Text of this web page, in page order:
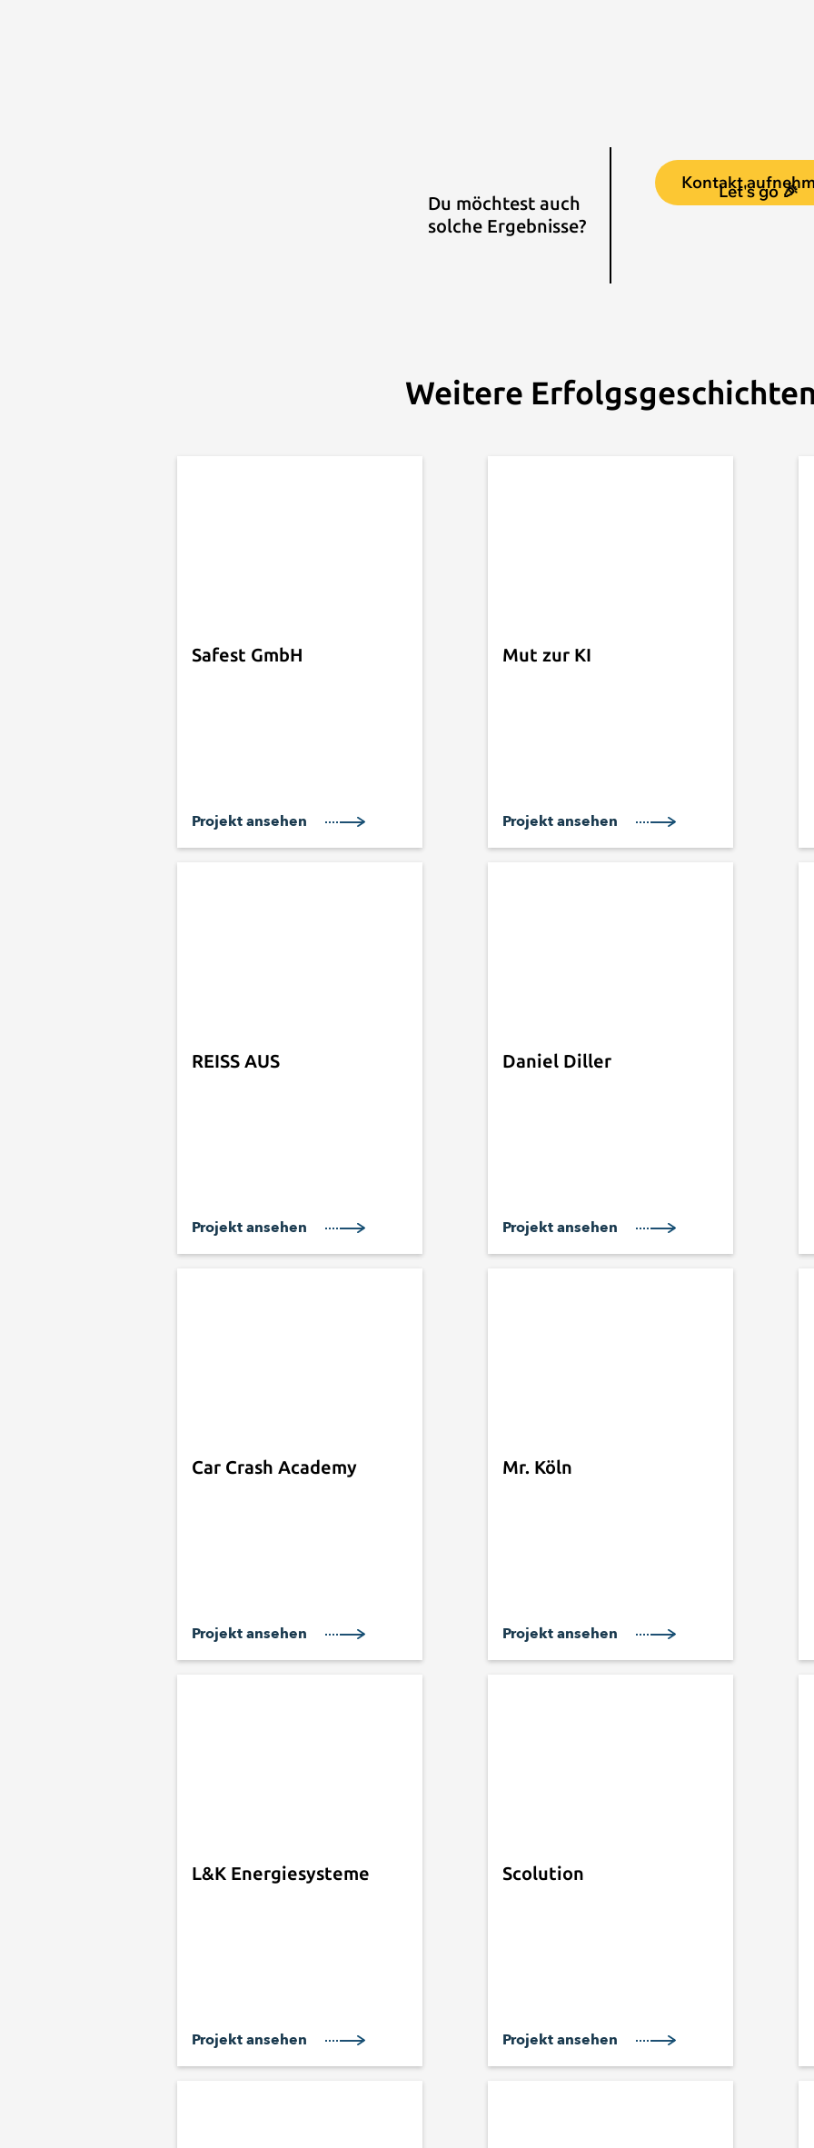
Du möchtest auch
solche Ergebnisse?
KontaktLet's go 🎉
Weitere Erfolgsgeschichten
Safest GmbH
Projekt ansehen
Mut zur KI
Projekt ansehen
REISS AUS
Projekt ansehen
Daniel Diller
Projekt ansehen
Car Crash Academy
Projekt ansehen
Mr. Köln
Projekt ansehen
L&K Energiesysteme
Projekt ansehen
Scolution
Projekt ansehen